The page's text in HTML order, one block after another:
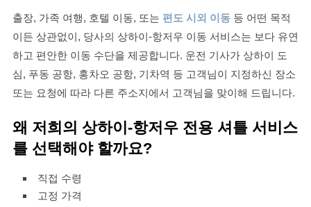
출장, 가족 여행, 호텔 이동, 또는 편도 시외 이동등 어떤 목적
이든 상관없이, 당사의 상하이-항저우 이동 서비스는 보다 유연
하고 편안한 이동 수단을 제공합니다. 운전 기사가 상하이 도
심, 푸동 공항, 홍차오 공항, 기차역 등 고객님이 지정하신 장소
또는 요청에 따라 다른 주소지에서 고객님을 맞이해 드립니다.
왜 저희의 상하이-항저우 전용 셔틀 서비스
를 선택해야 할까요?
직접 수령
고정 가격